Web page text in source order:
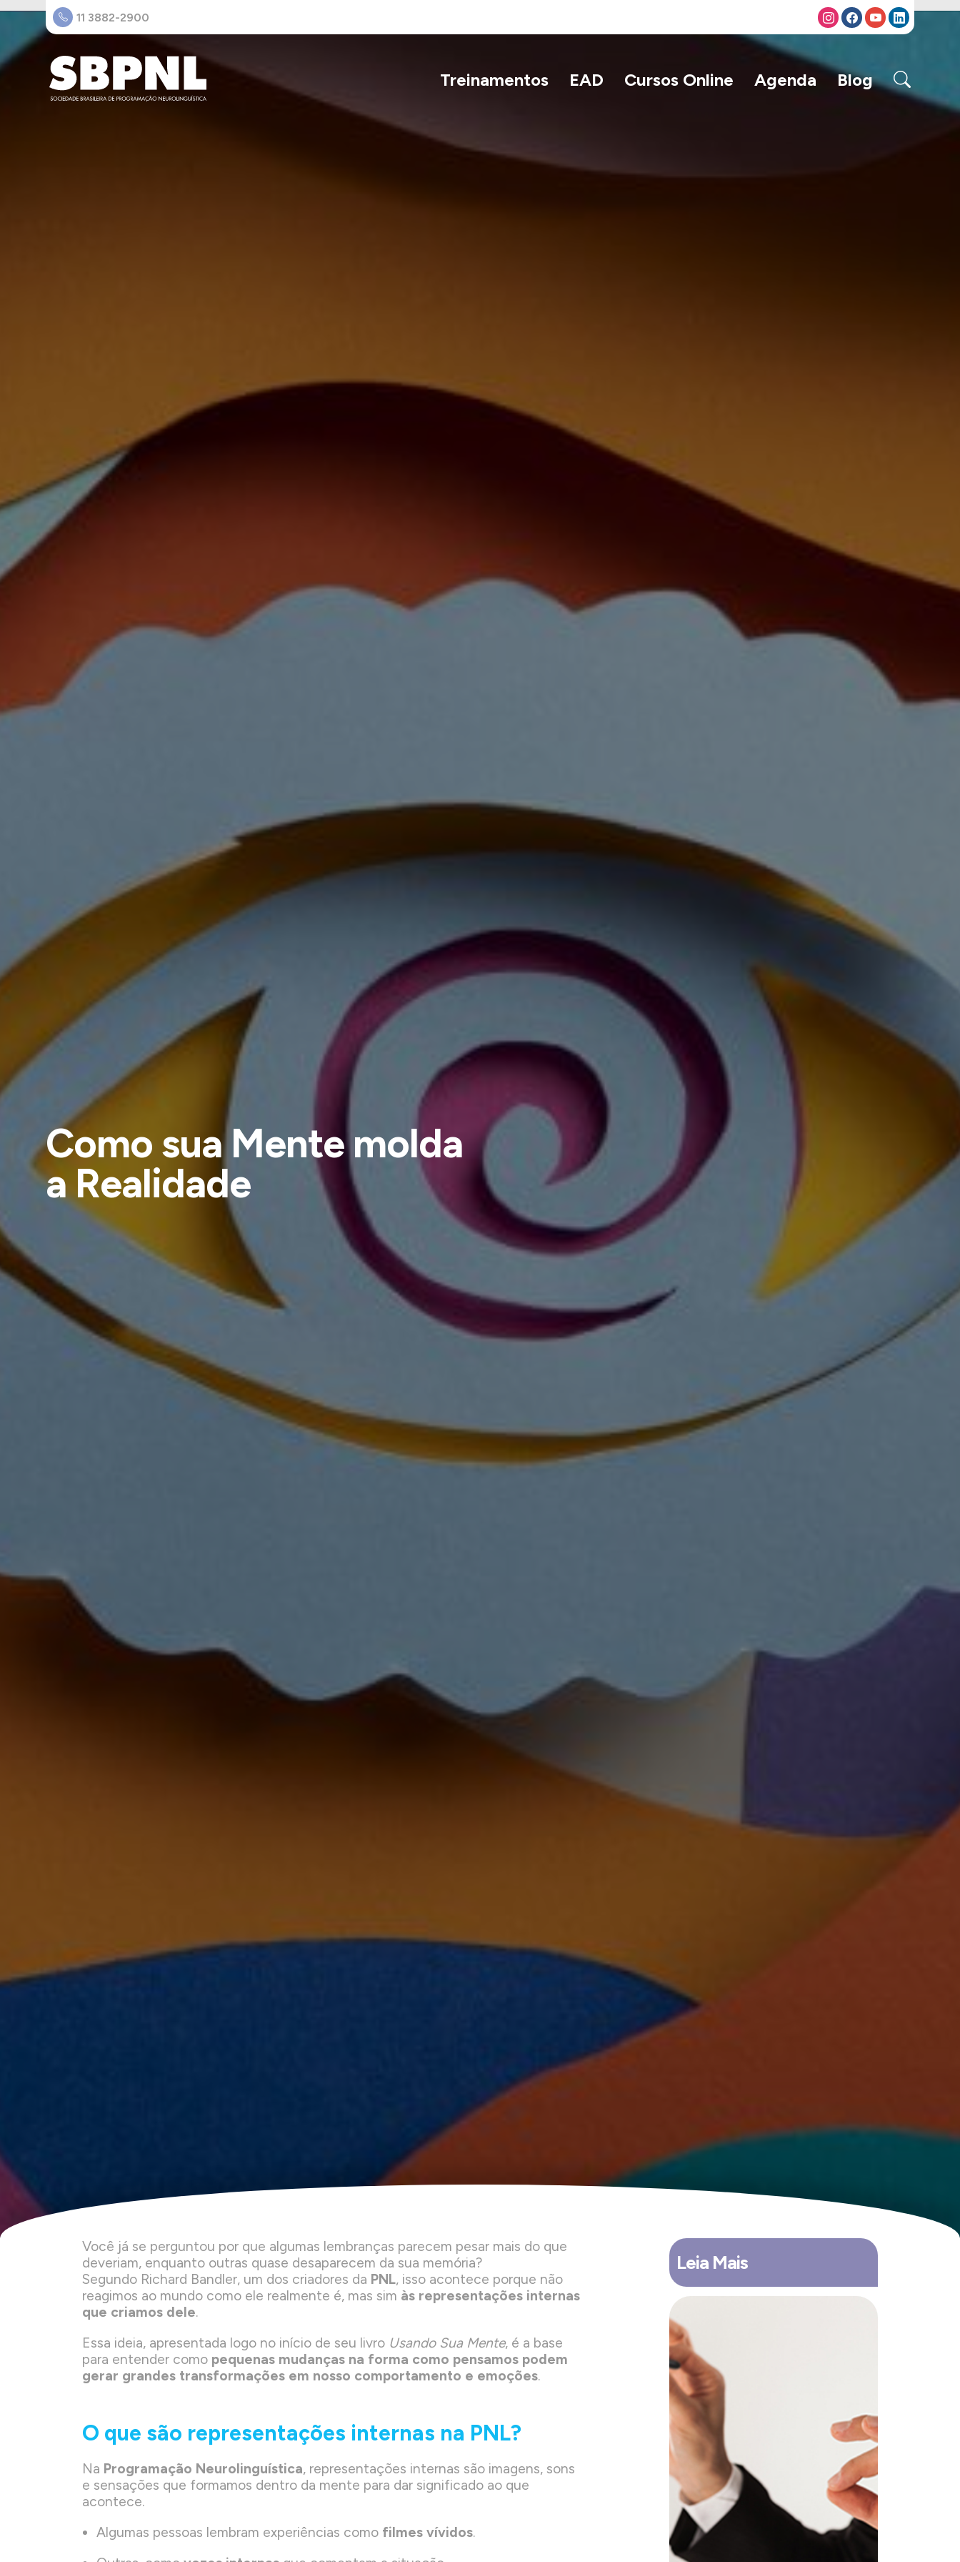
11 3882-2900
Treinamentos EAD Cursos Online Agenda Blog
Como sua Mente molda
a Realidade
Você já se perguntou por que algumas lembranças parecem pesar mais do que
deveriam, enquanto outras quase desaparecem da sua memória?
Segundo Richard Bandler, um dos criadores da PNL, isso acontece porque não
reagimos ao mundo como ele realmente é, mas sim às representações internas
que criamos dele.
Essa ideia, apresentada logo no início de seu livro Usando Sua Mente, é a base
para entender como pequenas mudanças na forma como pensamos podem
gerar grandes transformações em nosso comportamento e emoções.
O que são representações internas na PNL?
Na Programação Neurolinguística, representações internas são imagens, sons
e sensações que formamos dentro da mente para dar significado ao que
acontece.
Algumas pessoas lembram experiências como filmes vívidos.
Leia Mais